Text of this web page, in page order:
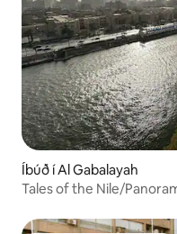
Íbúð í Al Gabalayah
Tales of the Nile/